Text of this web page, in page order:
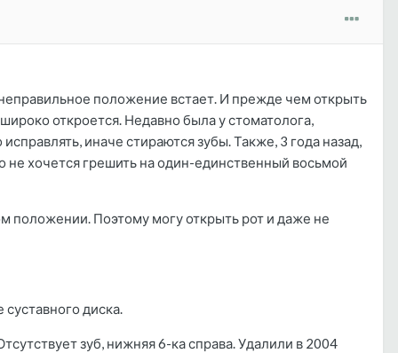
положение встает. И прежде чем открыть
откроется. Недавно была у стоматолога,
иначе стираются зубы. Также, 3 года назад,
не хочется грешить на один-единственный восьмой
положении. Поэтому могу открыть рот и даже не
диска.
зуб, нижняя 6-ка справа. Удалили в 2004